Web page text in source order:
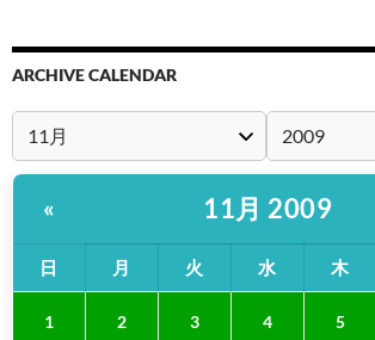
ARCHIVE CALENDAR
« 11月 2009
日 月 火 水 木
1 2 3 4 5